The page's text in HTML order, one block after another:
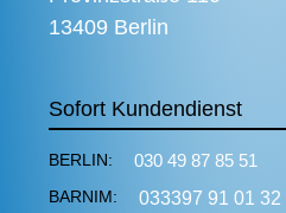
13409 Berlin
Sofort Kundendienst
BERLIN: 030 49 87 85 51
BARNIM: 033397 91 01 32